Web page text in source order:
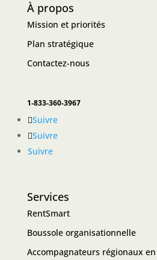
À propos
Mission et priorités
Plan stratégique
Contactez-nous
1-833-360-3967
Suivre
Suivre
Suivre
Services
RentSmart
Boussole organisationnelle
Accompagnateurs régionaux en